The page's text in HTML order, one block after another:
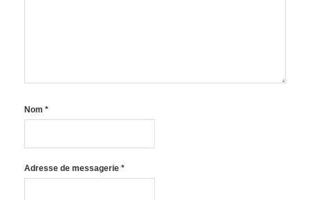
Nom *
Adresse de messagerie *